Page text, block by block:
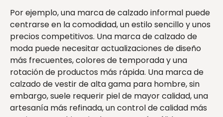
Por ejemplo, una marca de calzado informal puede
centrarse en la comodidad, un estilo sencillo y unos
precios competitivos. Una marca de calzado de
moda puede necesitar actualizaciones de diseño
más frecuentes, colores de temporada y una
rotación de productos más rápida. Una marca de
calzado de vestir de alta gama para hombre, sin
embargo, suele requerir piel de mayor calidad, una
artesanía más refinada, un control de calidad más